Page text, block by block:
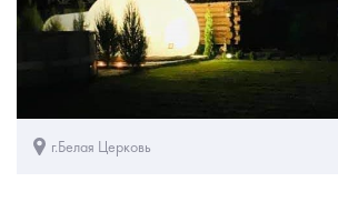
г.Белая Церковь